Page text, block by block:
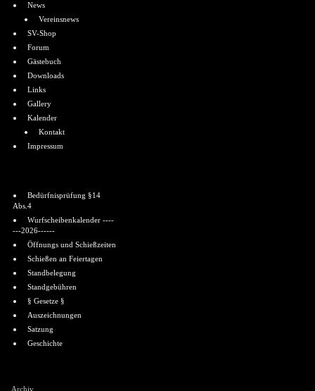
News
Vereinsnews
SV-Shop
Forum
Gästebuch
Downloads
Links
Gallery
Kalender
Kontakt
Impressum
Bedürfnisprüfung §14
Abs.4
Wurfscheibenkalender ----
---2026------
Öffnungs und Schießzeiten
Schießen an Feiertagen
Standbelegung
Standgebühren
§ Gesetze §
Auszeichnungen
Satzung
Geschichte
Archiv